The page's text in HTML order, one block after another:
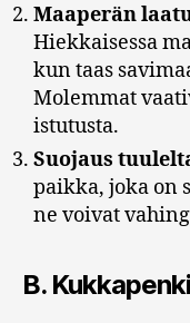
Maaperän
Hiekkaisessa
kun taas
Molemmat
istutusta.
Suojaus
paikka, joka on
ne voivat
B.